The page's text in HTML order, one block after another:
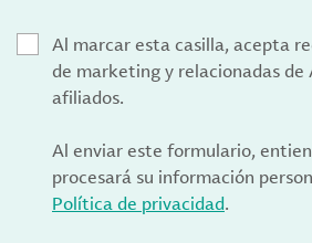
Al marcar esta casilla, acepta
de marketing y relacionadas de
afiliados.
Al enviar este formulario,
procesará su información
Política de privacidad.